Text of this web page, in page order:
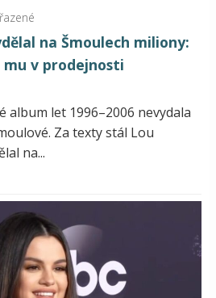
na Šmoulech miliony:
mu v prodejnosti
album let 1996–2006 nevydala
Za texty stál Lou
na...